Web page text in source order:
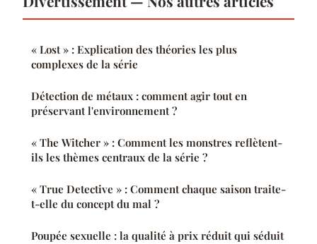
« Lost » : Explication des théories les plus
complexes de la série
Détection de métaux : comment agir tout en
préservant l'environnement ?
« The Witcher » : Comment les monstres reflètent-
ils les thèmes centraux de la série ?
« True Detective » : Comment chaque saison traite-
t-elle du concept du mal ?
Poupée sexuelle : la qualité à prix réduit qui séduit